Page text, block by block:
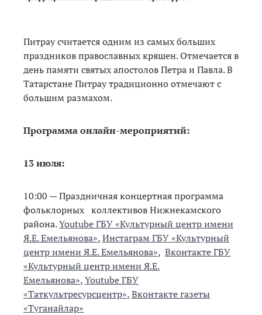
Питрау считается одним из самых больших
праздников православных кряшен. Отмечается в
день памяти святых апостолов Петра и Павла. В
Татарстане Питрау традиционно отмечают с
большим размахом.
Программа онлайн-мероприятий:
13 июля:
10:00 — Праздничная концертная программа
фольклорных коллективов Нижнекамского
района.Youtube ГБУ «Культурный центр имени
Я.Е. Емельянова»,Инстаграм ГБУ «Культурный
центр имени Я.Е. Емельянова», Вконтакте ГБУ
«Культурный центр имени Я.Е.
Емельянова»,Youtube ГБУ
«Таткультресурсцентр»,Вконтакте газеты
«Туганайлар»